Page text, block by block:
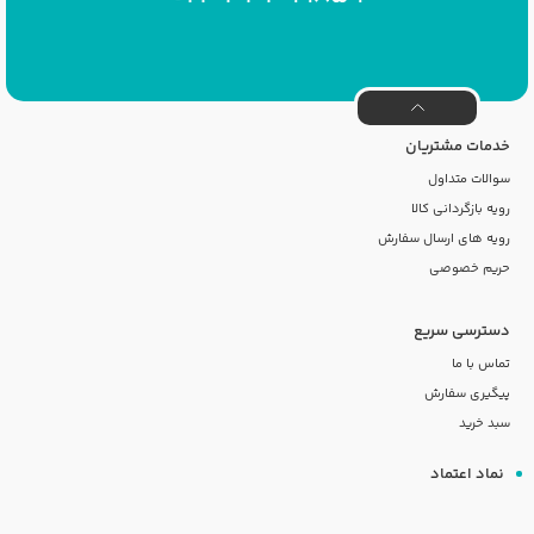
خدمات مشتریان
سوالات متداول
رویه بازگردانی کالا
رویه های ارسال سفارش
حریم خصوصی
دسترسی سریع
تماس با ما
پیگیری سفارش
سبد خرید
نماد اعتماد